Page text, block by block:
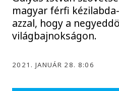
magyar férfi
azzal, hogy a
világbajnokságon.
2021. JANUÁR 28. 8:06